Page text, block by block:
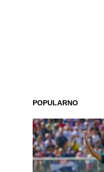
POPULARNO